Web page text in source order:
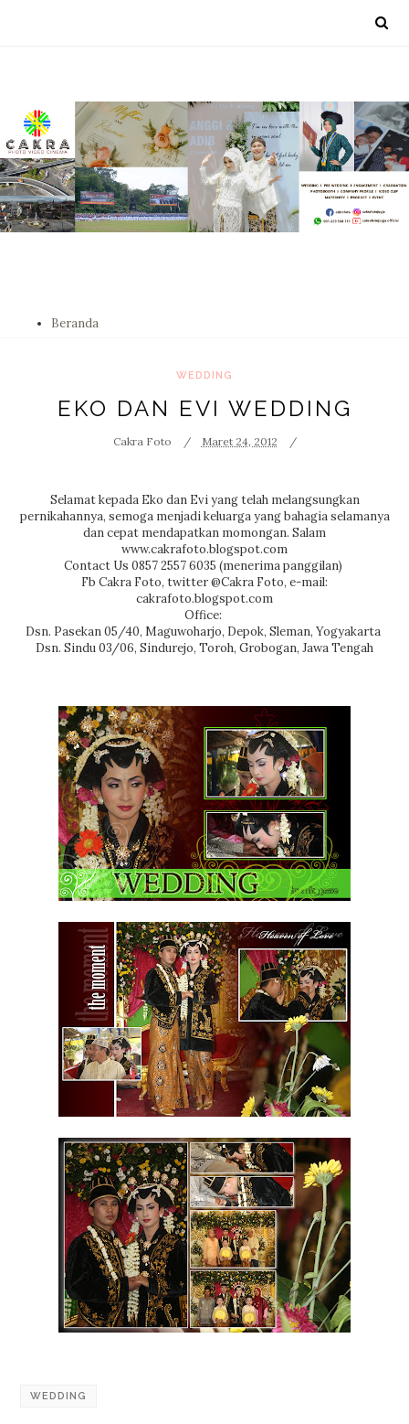
Beranda
WEDDING
EKO DAN EVI WEDDING
Cakra Foto Maret 24, 2012
Selamat kepada Eko dan Evi yang telah melangsungkan
pernikahannya, semoga menjadi keluarga yang bahagia selamanya
dan cepat mendapatkan momongan. Salam
www.cakrafoto.blogspot.com
Contact Us 0857 2557 6035 (menerima panggilan)
Fb Cakra Foto, twitter @Cakra Foto, e-mail:
cakrafoto.blogspot.com
Office:
Dsn. Pasekan 05/40, Maguwoharjo, Depok, Sleman, Yogyakarta
Dsn. Sindu 03/06, Sindurejo, Toroh, Grobogan, Jawa Tengah
WEDDING